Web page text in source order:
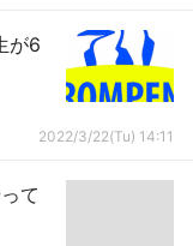
が6
2022/3/22(Tu) 14:11
て